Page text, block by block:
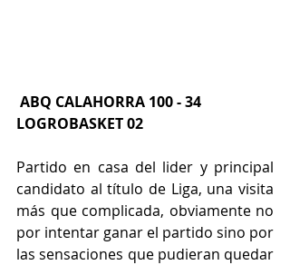
LOGROBASKET 02
Partido en casa del lider y principal
candidato al título de Liga, una visita
más que complicada, obviamente no
por intentar ganar el partido sino por
las sensaciones que pudieran quedar